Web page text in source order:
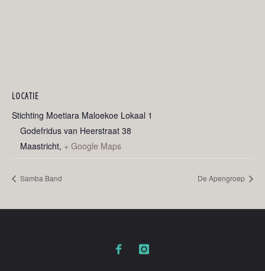
LOCATIE
Stichting Moetiara Maloekoe Lokaal 1
Godefridus van Heerstraat 38
Maastricht, + Google Maps
Samba Band De Apengroep